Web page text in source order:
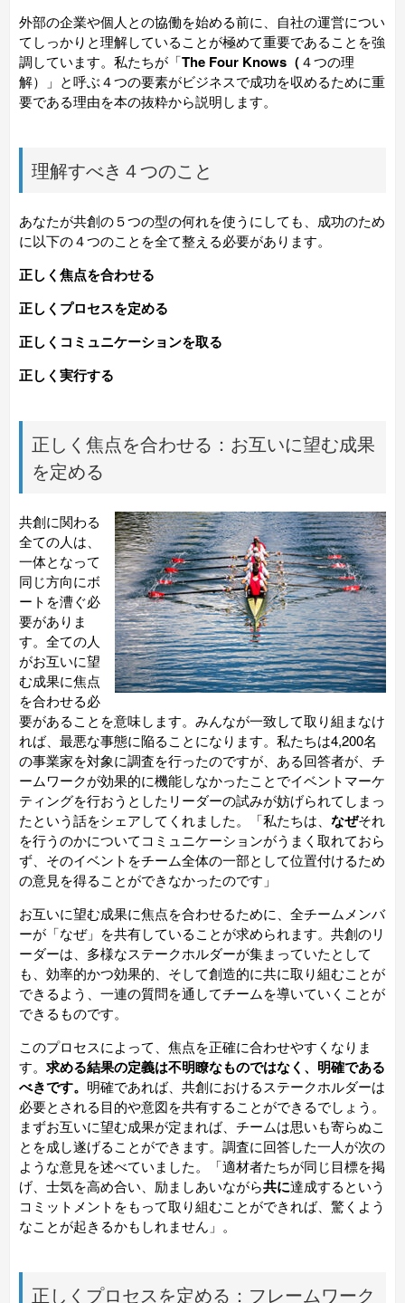
外部の企業や個人との協働を始める前に、自社の運営につい
てしっかりと理解していることが極めて重要であることを強
調しています。私たちが「The Four Knows（４つの理
解）」と呼ぶ４つの要素がビジネスで成功を収めるために重
要である理由を本の抜粋から説明します。
理解すべき４つのこと
あなたが共創の５つの型の何れを使うにしても、成功のため
に以下の４つのことを全て整える必要があります。
正しく焦点を合わせる
正しくプロセスを定める
正しくコミュニケーションを取る
正しく実行する
正しく焦点を合わせる：お互いに望む成果
を定める
共創に関わる
全ての人は、
一体となって
同じ方向にボ
ートを漕ぐ必
要がありま
す。全ての人
がお互いに望
む成果に焦点
を合わせる必
要があることを意味します。みんなが一致して取り組まなけ
れば、最悪な事態に陥ることになります。私たちは4,200名
の事業家を対象に調査を行ったのですが、ある回答者が、チ
ームワークが効果的に機能しなかったことでイベントマーケ
ティングを行おうとしたリーダーの試みが妨げられてしまっ
たという話をシェアしてくれました。「私たちは、 なぜそれ
を行うのかについてコミュニケーションがうまく取れておら
ず、そのイベントをチーム全体の一部として位置付けるため
の意見を得ることができなかったのです」
お互いに望む成果に焦点を合わせるために、全チームメンバ
ーが「なぜ」を共有していることが求められます。共創のリ
ーダーは、多様なステークホルダーが集まっていたとして
も、効率的かつ効果的、そして創造的に共に取り組むことが
できるよう、一連の質問を通してチームを導いていくことが
できるものです。
このプロセスによって、焦点を正確に合わせやすくなりま
す。 求める結果の定義は不明瞭なものではなく、明確である
べきです。 明確であれば、共創におけるステークホルダーは
必要とされる目的や意図を共有することができるでしょう。
まずお互いに望む成果が定まれば、チームは思いも寄らぬこ
とを成し遂げることができます。調査に回答した一人が次の
ような意見を述べていました。「適材者たちが同じ目標を掲
げ、士気を高め合い、励ましあいながら共に達成するという
コミットメントをもって取り組むことができれば、驚くよう
なことが起きるかもしれません」。
正しくプロセスを定める：フレームワーク